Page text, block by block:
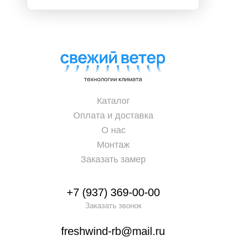
+7 (937) 369-00-00
Заказать звонок
freshwind-rb@mail.ru
Каталог
Оплата и доставка
О нас
Монтаж
Заказать замер